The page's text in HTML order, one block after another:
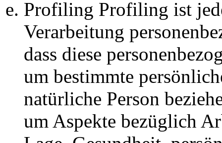
Profiling Profiling ist
Verarbeitung
dass diese
um bestimmte
natürliche Person
um Aspekte bezüglich